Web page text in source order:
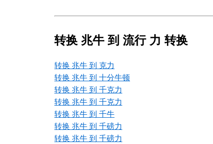
转换 兆牛 到 流行 力 转换
转换 兆牛 到 克力
转换 兆牛 到 十分牛顿
转换 兆牛 到 千克力
转换 兆牛 到 千克力
转换 兆牛 到 千牛
转换 兆牛 到 千磅力
转换 兆牛 到 千磅力